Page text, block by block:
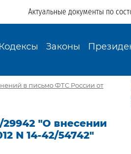
Актуальные документы по
Кодексы Законы
в письмо ФТС России от
29942 "О внесении
N 14-42/54742"